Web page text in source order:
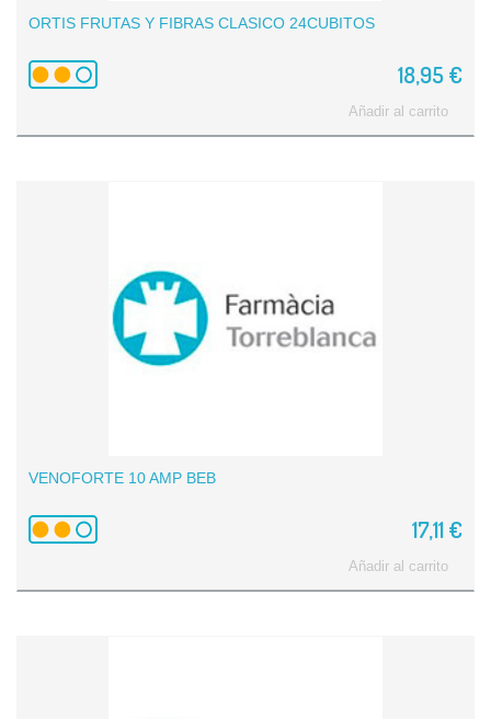
ORTIS FRUTAS Y FIBRAS CLASICO 24CUBITOS
18,95 €
Añadir al carrito
VENOFORTE 10 AMP BEB
17,11 €
Añadir al carrito